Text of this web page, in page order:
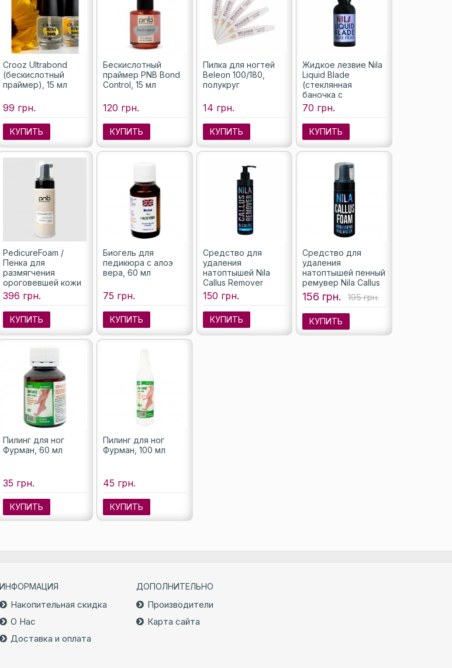
Crooz Ultrabond
(бескислотный
праймер), 15 мл
99 грн.
КУПИТЬ
Бескислотный
праймер PNB Bond
Control, 15 мл
120 грн.
КУПИТЬ
Пилка для ногтей
Beleon 100/180,
полукруг
14 грн.
КУПИТЬ
Жидкое лезвие Nila
Liquid Blade
(стеклянная
баночка с
пипеткой), 30 мл
70 грн.
КУПИТЬ
PedicureFoam /
Пенка для
размягчения
ороговевшей кожи
на стопах
ПедикюрФоам PNB,
150 мл
396 грн.
КУПИТЬ
Биогель для
педикюра с алоэ
вера, 60 мл
75 грн.
КУПИТЬ
Средство для
удаления
натоптышей Nila
Callus Remover
Ваниль, 250 мл
150 грн.
КУПИТЬ
Средство для
удаления
натоптышей пенный
ремувер Nila Callus
Foam, 150 мл
156 грн. 195 грн.
КУПИТЬ
Пилинг для ног
Фурман, 60 мл
35 грн.
КУПИТЬ
Пилинг для ног
Фурман, 100 мл
45 грн.
КУПИТЬ
ИНФОРМАЦИЯ
Накопительная скидка
О Нас
Доставка и оплата
ДОПОЛНИТЕЛЬНО
Производители
Карта сайта